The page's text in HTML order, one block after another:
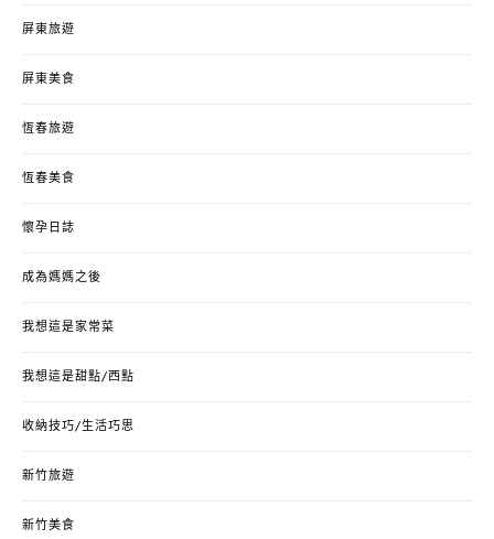
屏東旅遊
屏東美食
恆春旅遊
恆春美食
懷孕日誌
成為媽媽之後
我想這是家常菜
我想這是甜點/西點
收納技巧/生活巧思
新竹旅遊
新竹美食